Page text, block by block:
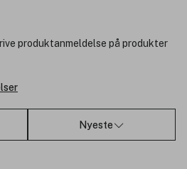
produktanmeldelse på produkter
Nyeste